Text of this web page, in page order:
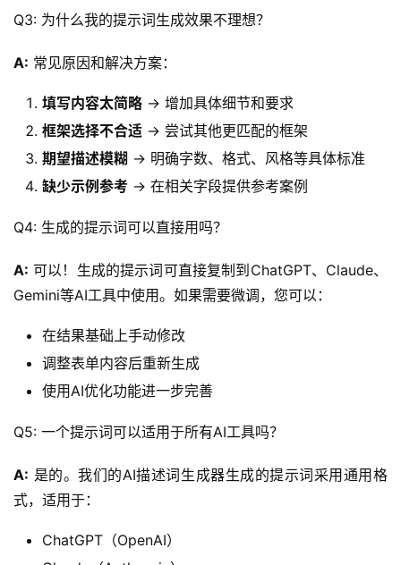
Q3: 为什么我的提示词生成效果不理想？
A: 常见原因和解决方案：
填写内容太简略 → 增加具体细节和要求
框架选择不合适 → 尝试其他更匹配的框架
期望描述模糊 → 明确字数、格式、风格等具体标准
缺少示例参考 → 在相关字段提供参考案例
Q4: 生成的提示词可以直接用吗？
A: 可以！生成的提示词可直接复制到ChatGPT、Claude、
Gemini等AI工具中使用。如果需要微调，您可以：
在结果基础上手动修改
调整表单内容后重新生成
使用AI优化功能进一步完善
Q5: 一个提示词可以适用于所有AI工具吗？
A: 是的。我们的AI描述词生成器生成的提示词采用通用格
式，适用于：
ChatGPT（OpenAI）